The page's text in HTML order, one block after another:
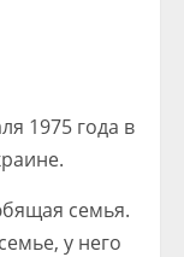
1975 года в
семья.
у него